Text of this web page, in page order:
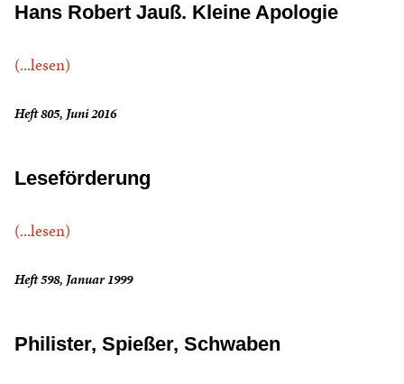
Hans Robert Jauß. Kleine Apologie
(...lesen)
Heft 805, Juni 2016
Leseförderung
(...lesen)
Heft 598, Januar 1999
Philister, Spießer, Schwaben